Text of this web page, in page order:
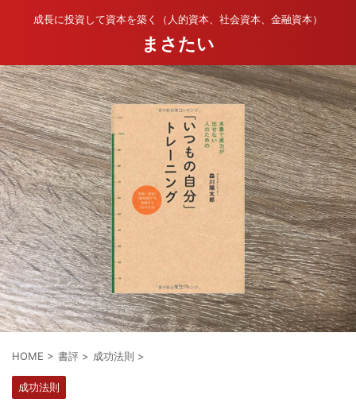
成長に投資して資本を築く（人的資本、社会資本、金融資本）
まさたい
HOME > 書評 > 成功法則 >
成功法則